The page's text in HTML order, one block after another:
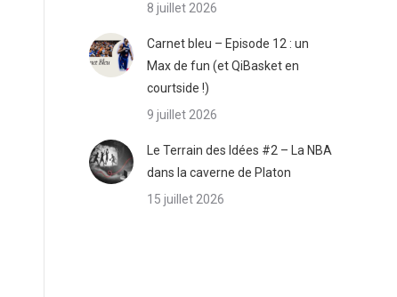
8 juillet 2026
Carnet bleu – Episode 12 : un
Max de fun (et QiBasket en
courtside !)
9 juillet 2026
Le Terrain des Idées #2 – La NBA
dans la caverne de Platon
15 juillet 2026